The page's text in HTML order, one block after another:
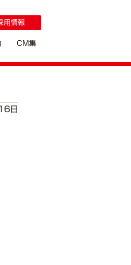
CM集
用情報
日